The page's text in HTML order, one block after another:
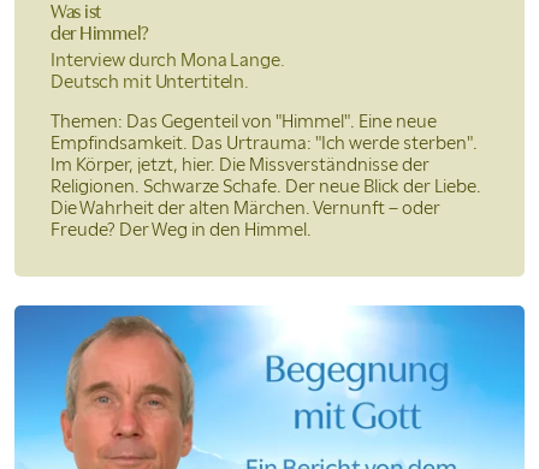
Was ist
der Himmel?
Interview durch Mona Lange.
Deutsch mit Untertiteln.
Themen: Das Gegenteil von "Himmel". Eine neue
Empfindsamkeit. Das Urtrauma: "Ich werde sterben".
Im Körper, jetzt, hier. Die Missverständnisse der
Religionen. Schwarze Schafe. Der neue Blick der Liebe.
Die Wahrheit der alten Märchen. Vernunft – oder
Freude? Der Weg in den Himmel.